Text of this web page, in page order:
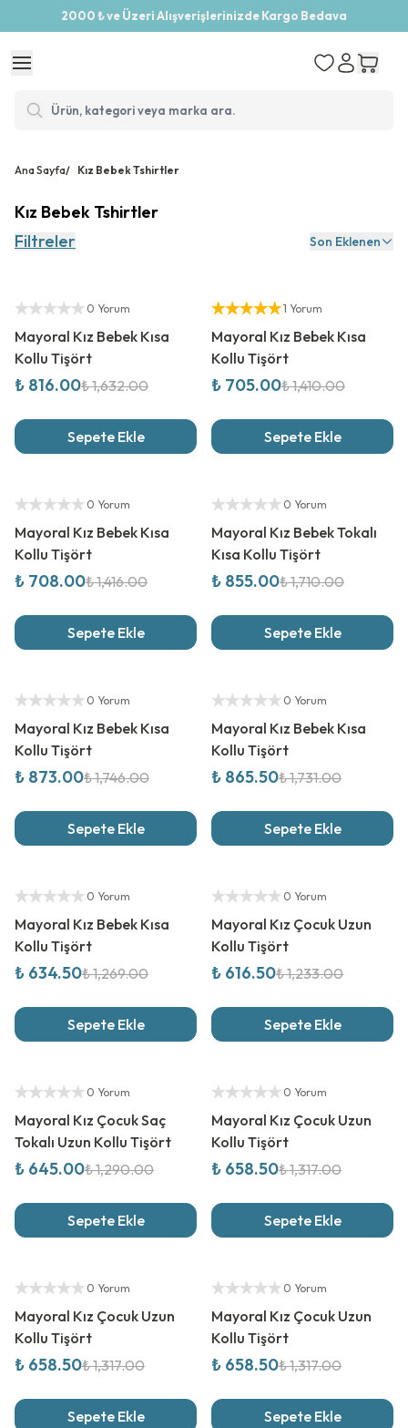
2000 ₺ ve Üzeri Alışverişlerinizde Kargo Bedava
Ana Sayfa/ Kız Bebek Tshirtler
Kız Bebek Tshirtler
Filtreler
Son Eklenen
Yetkili Satıcı
0 Yorum
Mayoral Kız Bebek Kısa
Kollu Tişört
₺ 816.00₺ 1,632.00
Sepete Ekle
Yetkili Satıcı
1 Yorum
Mayoral Kız Bebek Kısa
Kollu Tişört
₺ 705.00₺ 1,410.00
Sepete Ekle
Yetkili Satıcı
0 Yorum
Mayoral Kız Bebek Kısa
Kollu Tişört
₺ 708.00₺ 1,416.00
Sepete Ekle
Yetkili Satıcı
0 Yorum
Mayoral Kız Bebek Tokalı
Kısa Kollu Tişört
₺ 855.00₺ 1,710.00
Sepete Ekle
Yetkili Satıcı
0 Yorum
Mayoral Kız Bebek Kısa
Kollu Tişört
₺ 873.00₺ 1,746.00
Sepete Ekle
Yetkili Satıcı
0 Yorum
Mayoral Kız Bebek Kısa
Kollu Tişört
₺ 865.50₺ 1,731.00
Sepete Ekle
Yetkili Satıcı
0 Yorum
Mayoral Kız Bebek Kısa
Kollu Tişört
₺ 634.50₺ 1,269.00
Sepete Ekle
Yetkili Satıcı
0 Yorum
Mayoral Kız Çocuk Uzun
Kollu Tişört
₺ 616.50₺ 1,233.00
Sepete Ekle
Yetkili Satıcı
0 Yorum
Mayoral Kız Çocuk Saç
Tokalı Uzun Kollu Tişört
₺ 645.00₺ 1,290.00
Sepete Ekle
Yetkili Satıcı
0 Yorum
Mayoral Kız Çocuk Uzun
Kollu Tişört
₺ 658.50₺ 1,317.00
Sepete Ekle
Yetkili Satıcı
0 Yorum
Mayoral Kız Çocuk Uzun
Kollu Tişört
₺ 658.50₺ 1,317.00
Sepete Ekle
Yetkili Satıcı
0 Yorum
Mayoral Kız Çocuk Uzun
Kollu Tişört
₺ 658.50₺ 1,317.00
Sepete Ekle